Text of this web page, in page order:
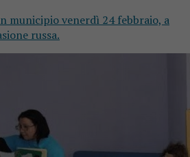
municipio venerdì 24 febbraio, a
russa.